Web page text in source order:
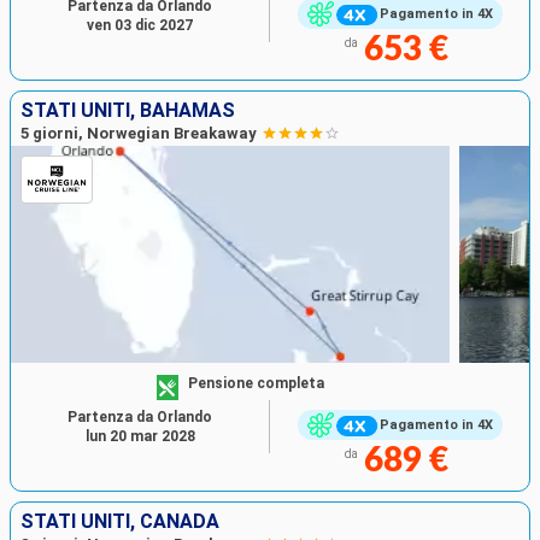
Pagamento in 4X
da 653 €
Partenza da Orlando
ven 03 dic 2027
STATI UNITI, BAHAMAS
5 giorni, Norwegian Breakaway
Pagamento in 4X
Pensione completa
da 689 €
Partenza da Orlando
lun 20 mar 2028
STATI UNITI, CANADA